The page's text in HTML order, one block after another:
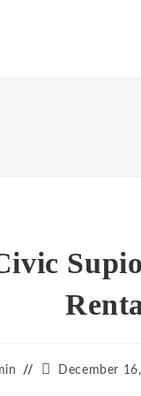
PostDecember